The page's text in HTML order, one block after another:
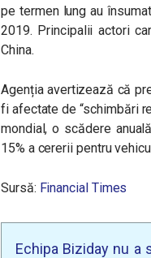
pe termen lung au
2019. Principalii actori
China.
Agenția avertizează că
fi afectate de “schimbări
mondial, o scădere
15% a cererii pentru
Sursă: Financial Times
Echipa Biziday nu